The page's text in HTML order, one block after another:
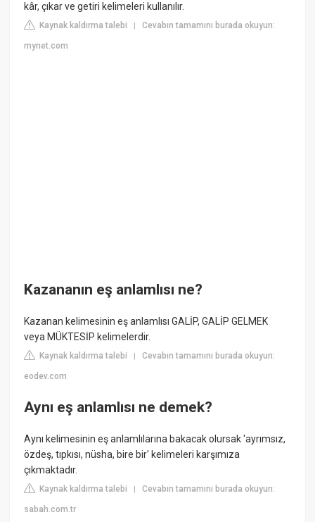
kâr, çıkar ve getiri kelimeleri kullanılır.
Kaynak kaldırma talebi |Cevabın tamamını burada okuyun:
mynet.com
Kazananın eş anlamlısı ne?
Kazanan kelimesinin eş anlamlısı GALİP, GALİP GELMEK
veya MÜKTESİP kelimelerdir.
Kaynak kaldırma talebi |Cevabın tamamını burada okuyun:
eodev.com
Aynı eş anlamlısı ne demek?
Aynı kelimesinin eş anlamlılarına bakacak olursak 'ayrımsız,
özdeş, tıpkısı, nüsha, bire bir' kelimeleri karşımıza
çıkmaktadır.
Kaynak kaldırma talebi |Cevabın tamamını burada okuyun:
sabah.com.tr